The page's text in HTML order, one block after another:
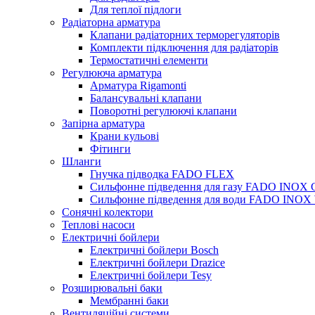
Для теплої підлоги
Радіаторна арматура
Клапани радіаторних терморегуляторів
Комплекти підключення для радіаторів
Термостатичні елементи
Регулююча арматура
Арматура Rigamonti
Балансувальні клапани
Поворотні регулюючі клапани
Запірна арматура
Крани кульові
Фітинги
Шланги
Гнучка підводка FADO FLEX
Сильфонне підведення для газу FADO INOX
Сильфонне підведення для води FADO INOX
Сонячні колектори
Теплові насоси
Електричні бойлери
Електричні бойлери Bosch
Електричні бойлери Drazice
Електричні бойлери Tesy
Розширювальні баки
Мембранні баки